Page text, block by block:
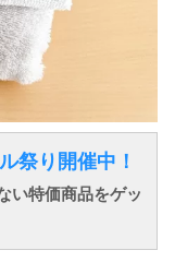
祭り開催中！
い特価商品をゲッ